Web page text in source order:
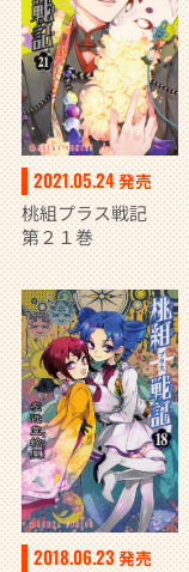
2021.05.24発売
桃組プラス戦記
第２１巻
2018.06.23 発売